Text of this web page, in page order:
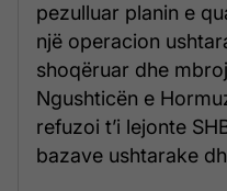
pezulluar planin e
një operacion
shoqëruar dhe
Ngushticën e
refuzoi t’i lejonte
bazave ushtarake